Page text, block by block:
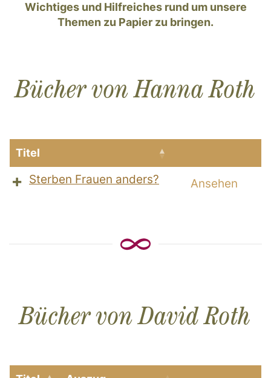
Wichtiges und Hilfreiches rund um unsere
Themen zu Papier zu bringen.
Bücher von Hanna Roth
Titel
Sterben Frauen anders? Ansehen
Bücher von David Roth